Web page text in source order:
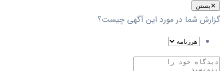
اشتراک
گذاری
✕بستن
گزارش شما در مورد این آگهی چیست؟